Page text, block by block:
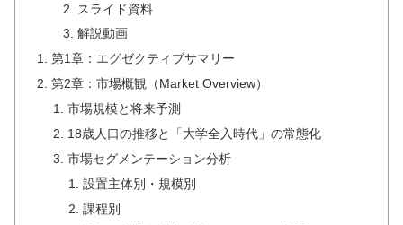
スライド資料
解説動画
第1章：エグゼクティブサマリー
第2章：市場概観（Market Overview）
市場規模と将来予測
18歳人口の推移と「大学全入時代」の常態化
市場セグメンテーション分析
設置主体別・規模別
課程別